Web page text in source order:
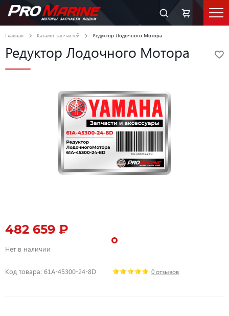
Главная Каталог запчастей Редуктор Лодочного Мотора
Редуктор Лодочного Мотора
482 659 ₽
Нет в наличии
Код товара: 61A-45300-24-8D 0 отзывов